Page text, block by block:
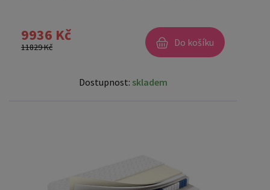
9936 Kč
11829 Kč Do košíku
Dostupnost: skladem